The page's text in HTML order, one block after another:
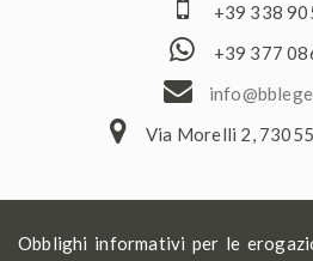
+39 338
+39 377
elbb@
ofni
Via Morelli 2,
Obblighi informativi per le